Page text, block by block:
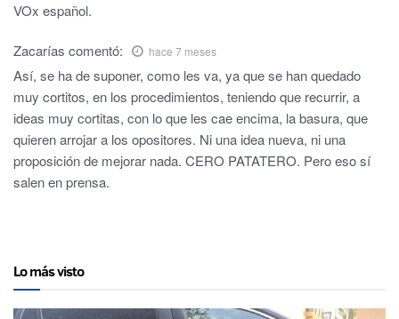
VOx español.
Zacarías comentó: hace 7 meses
Así, se ha de suponer, como les va, ya que se han quedado
muy cortitos, en los procedimientos, teniendo que recurrir, a
ideas muy cortitas, con lo que les cae encima, la basura, que
quieren arrojar a los opositores. Ni una idea nueva, ni una
proposición de mejorar nada. CERO PATATERO. Pero eso sí
salen en prensa.
Lo más visto